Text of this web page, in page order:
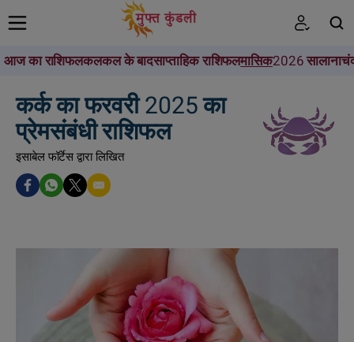
आज का राशिफलकलकल के बादसाप्ताहिक राशिफलमासिक2026 सालाना
कर्क का फरवरी 2025 का
प्रेमसंबंधी राशिफल
इसाबेल फॉर्टेस द्वारा लिखित